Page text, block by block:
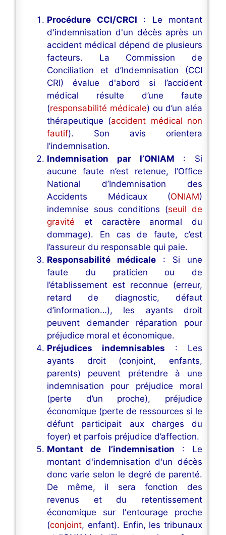
Procédure CCI/CRCI : Le montant
d'indemnisation d'un décès après un
accident médical dépend de plusieurs
facteurs. La Commission de
Conciliation et d’Indemnisation (CCI
CRI) évalue d'abord si l’accident
médical résulte d’une faute
(responsabilité médicale) ou d’un aléa
thérapeutique (accident médical non
fautif). Son avis orientera
l’indemnisation.
Indemnisation par l’ONIAM : Si
aucune faute n’est retenue, l’Office
National d’Indemnisation des
Accidents Médicaux (ONIAM)
indemnise sous conditions (seuil de
gravité et caractère anormal du
dommage). En cas de faute, c’est
l’assureur du responsable qui paie.
Responsabilité médicale : Si une
faute du praticien ou de
l’établissement est reconnue (erreur,
retard de diagnostic, défaut
d’information…), les ayants droit
peuvent demander réparation pour
préjudice moral et économique.
Préjudices indemnisables : Les
ayants droit (conjoint, enfants,
parents) peuvent prétendre à une
indemnisation pour préjudice moral
(perte d’un proche), préjudice
économique (perte de ressources si le
défunt participait aux charges du
foyer) et parfois préjudice d’affection.
Montant de l’indemnisation : Le
montant d'indemnisation d'un décès
donc varie selon le degré de parenté.
De même, il sera fonction des
revenus et du retentissement
économique sur l'entourage proche
(conjoint, enfant). Enfin, les tribunaux